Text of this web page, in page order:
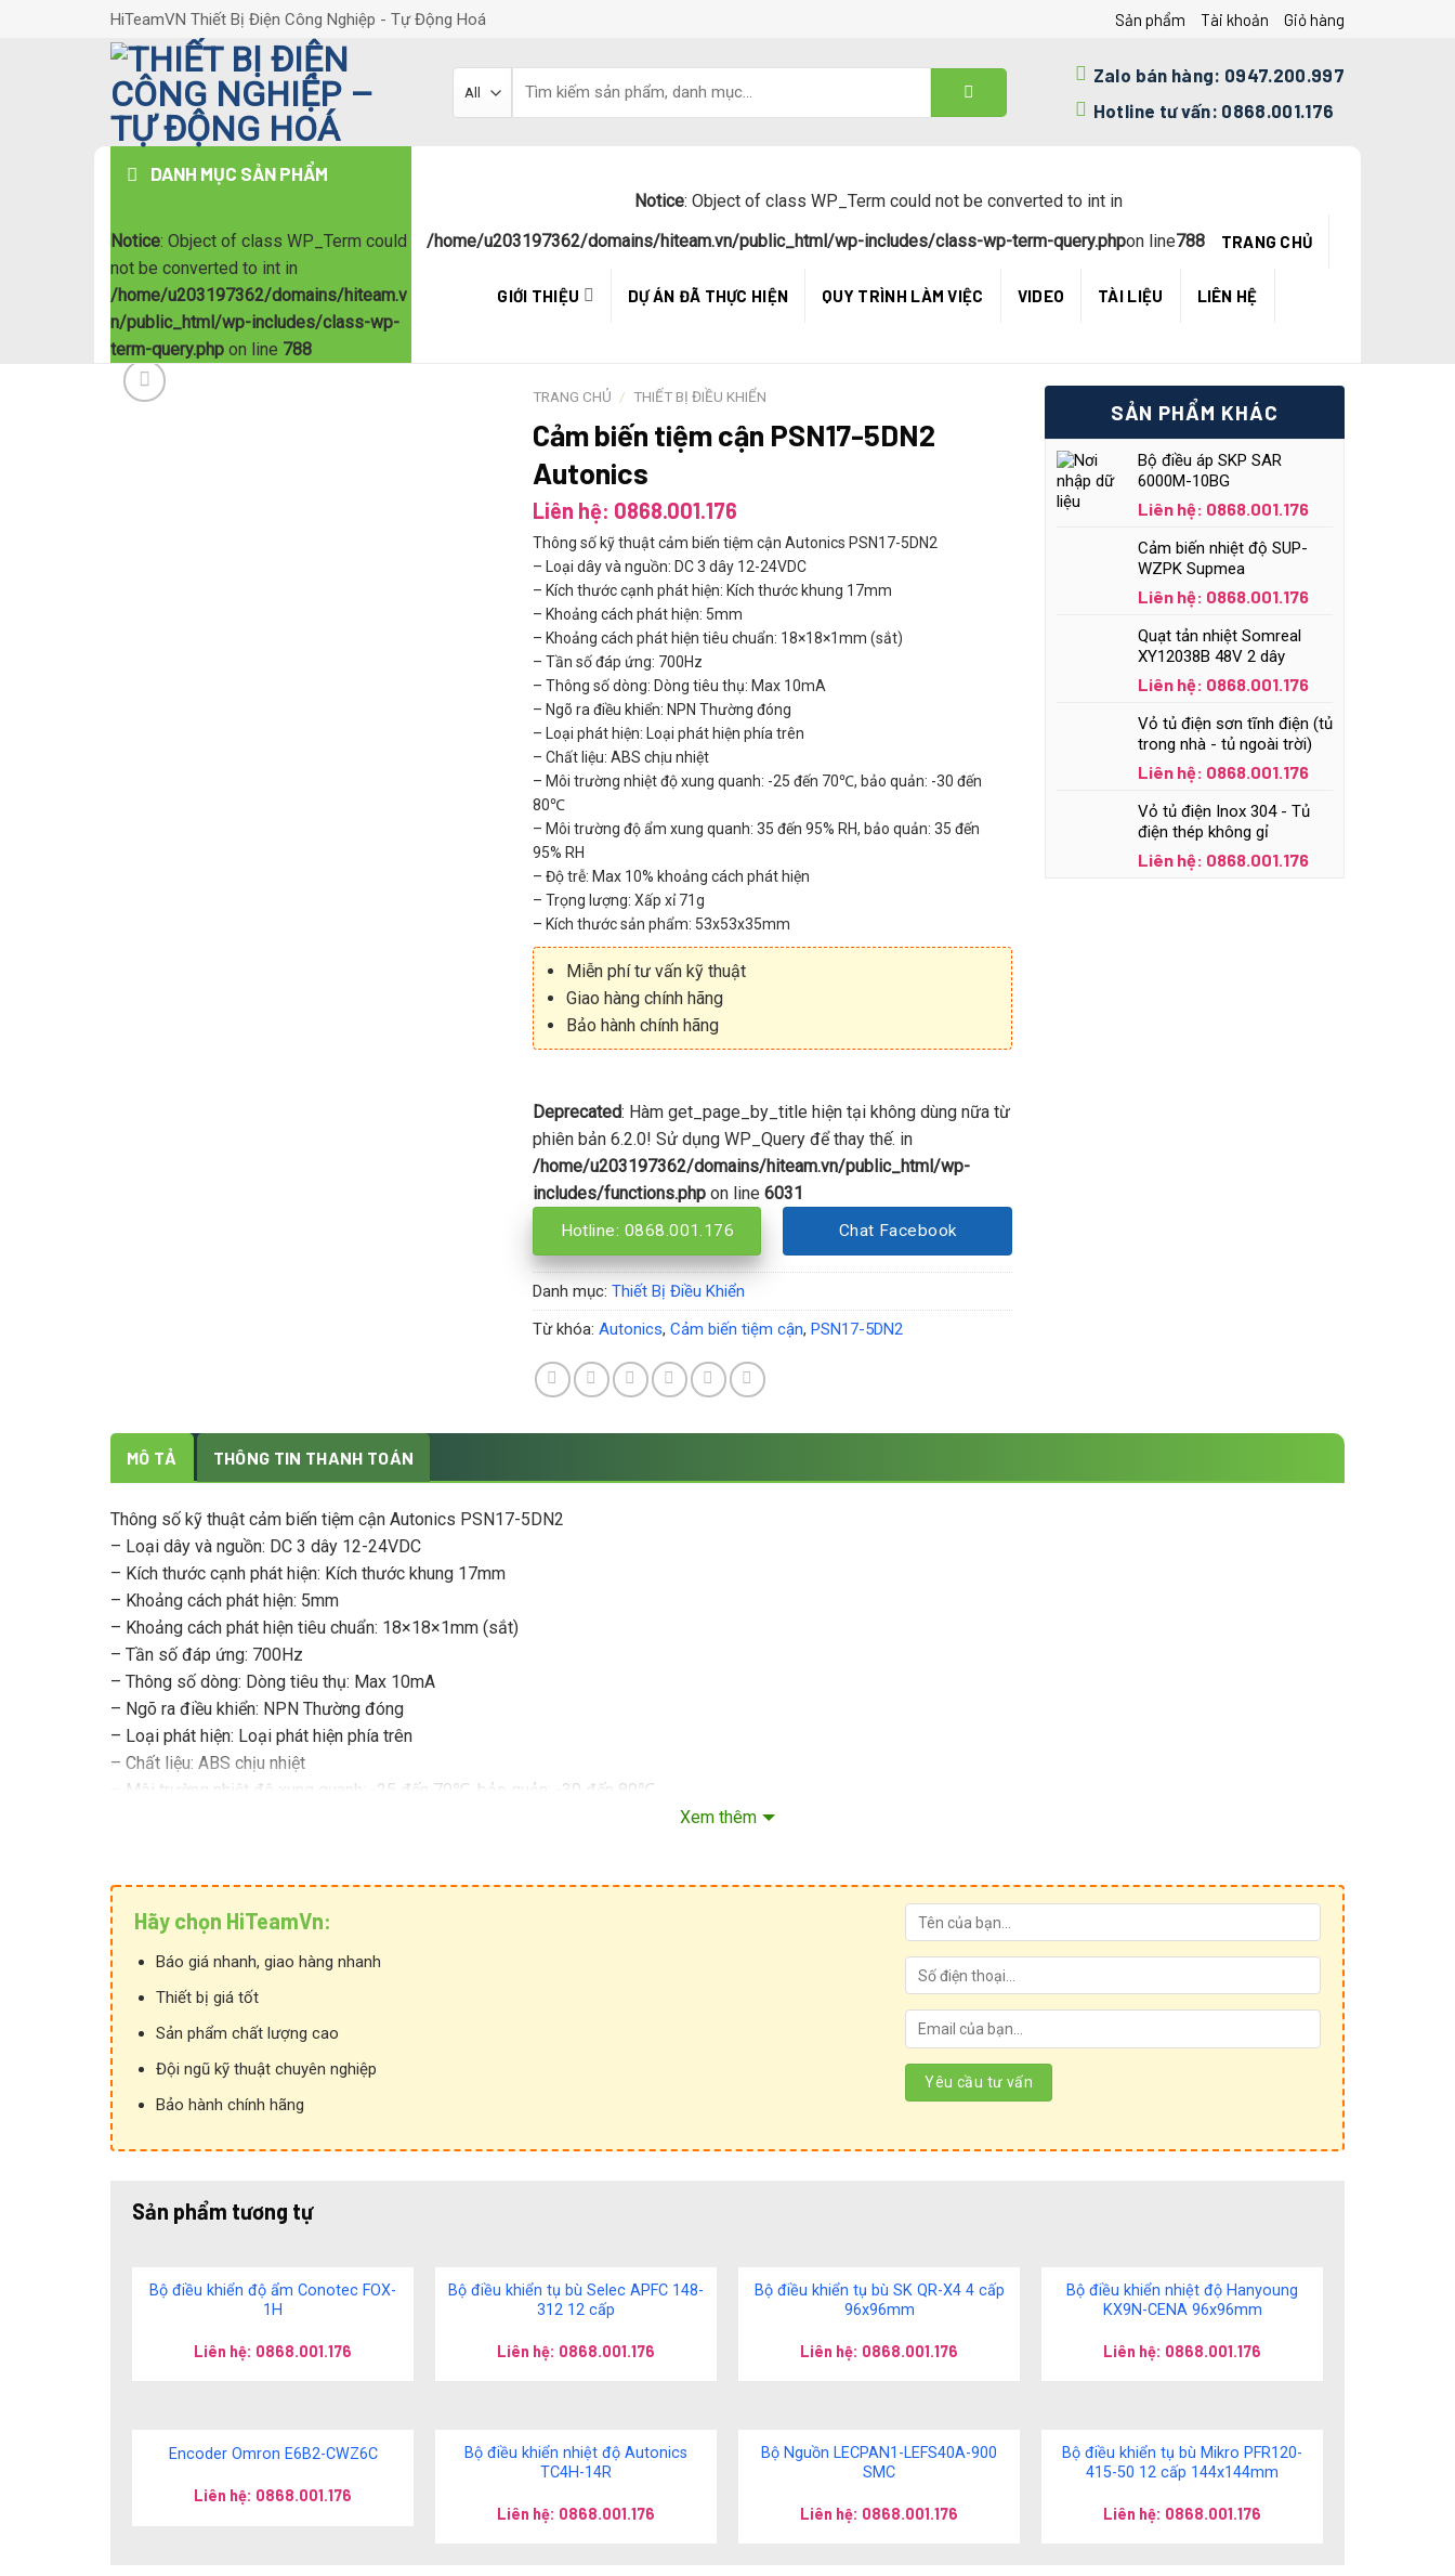
HiTeamVN Thiết Bị Điện Công Nghiệp - Tự Động Hoá Sản phẩm Tài khoản Giỏ hàng
Zalo bán hàng: 0947.200.997
Hotline tư vấn: 0868.001.176
DANH MỤC SẢN PHẨM
Notice: Object of class WP_Term could
not be converted to int in
/home/u203197362/domains/hiteam.v
n/public_html/wp-includes/class-wp-
term-query.php on line 788
Notice: Object of class WP_Term could not be converted to int in
/home/u203197362/domains/hiteam.vn/public_html/wp-includes/class-wp-term-query.phpon line788 TRANG CHỦ
GIỚI THIỆU DỰ ÁN ĐÃ THỰC HIỆN QUY TRÌNH LÀM VIỆC VIDEO TÀI LIỆU LIÊN HỆ
TRANG CHỦ / THIẾT BỊ ĐIỀU KHIỂN
Cảm biến tiệm cận PSN17-5DN2
Autonics
Liên hệ: 0868.001.176
Thông số kỹ thuật cảm biến tiệm cận Autonics PSN17-5DN2
– Loại dây và nguồn: DC 3 dây 12-24VDC
– Kích thước cạnh phát hiện: Kích thước khung 17mm
– Khoảng cách phát hiện: 5mm
– Khoảng cách phát hiện tiêu chuẩn: 18×18×1mm (sắt)
– Tần số đáp ứng: 700Hz
– Thông số dòng: Dòng tiêu thụ: Max 10mA
– Ngõ ra điều khiển: NPN Thường đóng
– Loại phát hiện: Loại phát hiện phía trên
– Chất liệu: ABS chịu nhiệt
– Môi trường nhiệt độ xung quanh: -25 đến 70℃, bảo quản: -30 đến
80℃
– Môi trường độ ẩm xung quanh: 35 đến 95% RH, bảo quản: 35 đến
95% RH
– Độ trễ: Max 10% khoảng cách phát hiện
– Trọng lượng: Xấp xỉ 71g
– Kích thước sản phẩm: 53x53x35mm
Miễn phí tư vấn kỹ thuật
Giao hàng chính hãng
Bảo hành chính hãng
Deprecated: Hàm get_page_by_title hiện tại không dùng nữa từ
phiên bản 6.2.0! Sử dụng WP_Query để thay thế. in
/home/u203197362/domains/hiteam.vn/public_html/wp-
includes/functions.phpon line 6031
Hotline: 0868.001.176 Chat Facebook
Danh mục: Thiết Bị Điều Khiển
Từ khóa: Autonics, Cảm biến tiệm cận, PSN17-5DN2
SẢN PHẨM KHÁC
Bộ điều áp SKP SAR
6000M-10BG
Liên hệ: 0868.001.176
Cảm biến nhiệt độ SUP-
WZPK Supmea
Liên hệ: 0868.001.176
Quạt tản nhiệt Somreal
XY12038B 48V 2 dây
Liên hệ: 0868.001.176
Vỏ tủ điện sơn tĩnh điện (tủ
trong nhà - tủ ngoài trời)
Liên hệ: 0868.001.176
Vỏ tủ điện Inox 304 - Tủ
điện thép không gỉ
Liên hệ: 0868.001.176
MÔ TẢ THÔNG TIN THANH TOÁN
Thông số kỹ thuật cảm biến tiệm cận Autonics PSN17-5DN2
– Loại dây và nguồn: DC 3 dây 12-24VDC
– Kích thước cạnh phát hiện: Kích thước khung 17mm
– Khoảng cách phát hiện: 5mm
– Khoảng cách phát hiện tiêu chuẩn: 18×18×1mm (sắt)
– Tần số đáp ứng: 700Hz
– Thông số dòng: Dòng tiêu thụ: Max 10mA
– Ngõ ra điều khiển: NPN Thường đóng
– Loại phát hiện: Loại phát hiện phía trên
– Chất liệu: ABS chịu nhiệt
– Môi trường nhiệt độ xung quanh: -25 đến 70℃, bảo quản: -30 đến 80℃
– Kích thước sản phẩm: 53x53x35mm
Xem thêm
Hãy chọn HiTeamVn:
Báo giá nhanh, giao hàng nhanh
Thiết bị giá tốt
Sản phẩm chất lượng cao
Đội ngũ kỹ thuật chuyên nghiệp
Bảo hành chính hãng
Sản phẩm tương tự
Bộ điều khiển độ ẩm Conotec FOX-
1H
Liên hệ: 0868.001.176
Bộ điều khiển tụ bù Selec APFC 148-
312 12 cấp
Liên hệ: 0868.001.176
Bộ điều khiển tụ bù SK QR-X4 4 cấp
96x96mm
Liên hệ: 0868.001.176
Bộ điều khiển nhiệt độ Hanyoung
KX9N-CENA 96x96mm
Liên hệ: 0868.001.176
Encoder Omron E6B2-CWZ6C
Liên hệ: 0868.001.176
Bộ điều khiển nhiệt độ Autonics
TC4H-14R
Liên hệ: 0868.001.176
Bộ Nguồn LECPAN1-LEFS40A-900
SMC
Liên hệ: 0868.001.176
Bộ điều khiển tụ bù Mikro PFR120-
415-50 12 cấp 144x144mm
Liên hệ: 0868.001.176